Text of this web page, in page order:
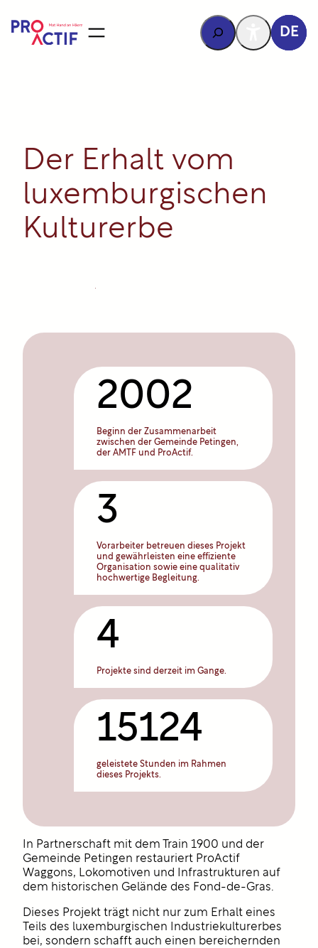
Rechercher
DE
Der Erhalt vom
luxemburgischen
Kulturerbe
2002
Beginn der Zusammenarbeit
zwischen der Gemeinde Petingen,
der AMTF und ProActif.
3
Vorarbeiter betreuen dieses Projekt
und gewährleisten eine effiziente
Organisation sowie eine qualitativ
hochwertige Begleitung.
4
Projekte sind derzeit im Gange.
15124
geleistete Stunden im Rahmen
dieses Projekts.
In Partnerschaft mit dem Train 1900 und der
Gemeinde Petingen restauriert ProActif
Waggons, Lokomotiven und Infrastrukturen auf
dem historischen Gelände des Fond-de-Gras.
Dieses Projekt trägt nicht nur zum Erhalt eines
Teils des luxemburgischen Industriekulturerbes
bei, sondern schafft auch einen bereichernden